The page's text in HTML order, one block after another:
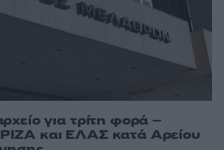
για τρίτη φορά –
και ΕΛΑΣ κατά Αρείου